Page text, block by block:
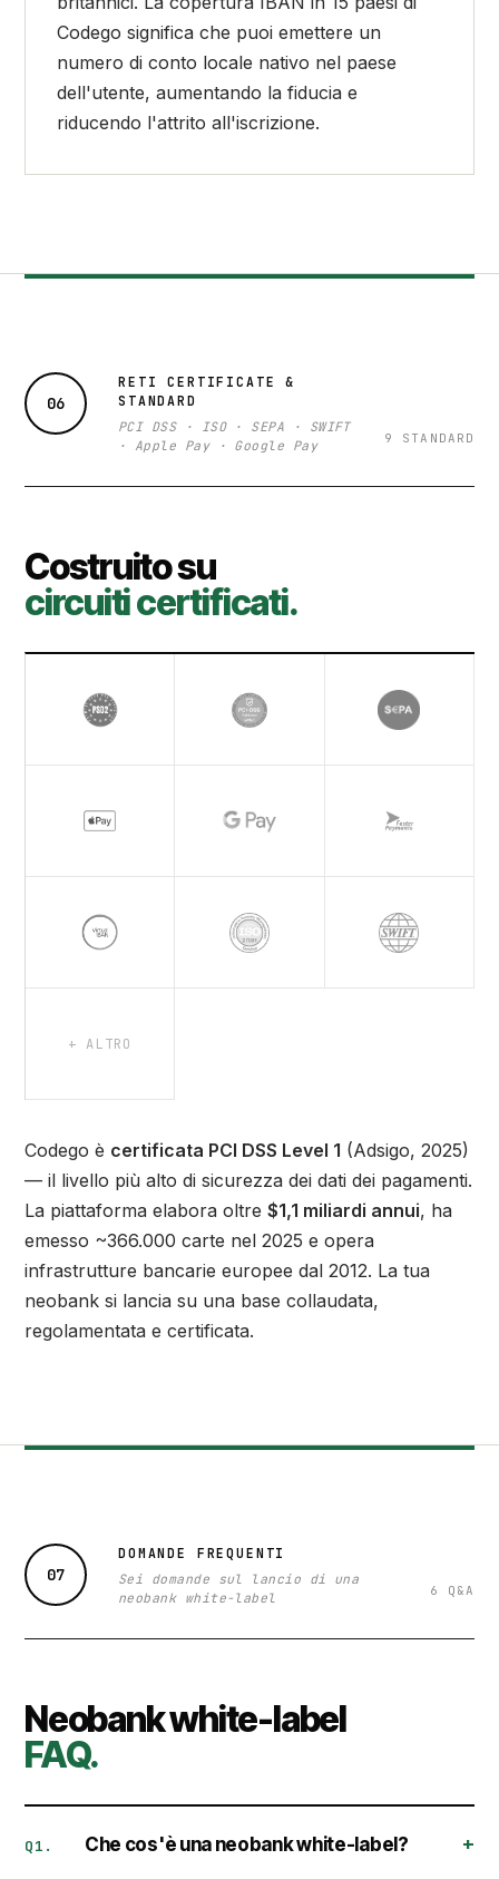
Codego significa che puoi emettere un
numero di conto locale nativo nel paese
dell'utente, aumentando la fiducia e
riducendo l'attrito all'iscrizione.
06
RETI CERTIFICATE &
STANDARD
PCI DSS · ISO · SEPA · SWIFT
· Apple Pay · Google Pay
9 STANDARD
Costruito su
circuiti certificati.
+ ALTRO
Codego è certificata PCI DSS Level 1 (Adsigo, 2025)
— il livello più alto di sicurezza dei dati dei pagamenti.
La piattaforma elabora oltre $1,1 miliardi annui, ha
emesso ~366.000 carte nel 2025 e opera
infrastrutture bancarie europee dal 2012. La tua
neobank si lancia su una base collaudata,
regolamentata e certificata.
07
DOMANDE FREQUENTI
Sei domande sul lancio di una
neobank white-label
6 Q&A
Neobank white-label
FAQ.
Q1. Che cos'è una neobank white-label?